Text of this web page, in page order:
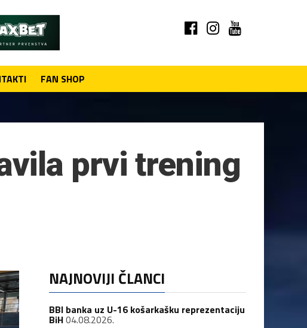
FAN SHOP
prvi trening
NAJNOVIJI ČLANCI
BBI banka uz U-16 košarkašku reprezentaciju
BiH04.08.2026.